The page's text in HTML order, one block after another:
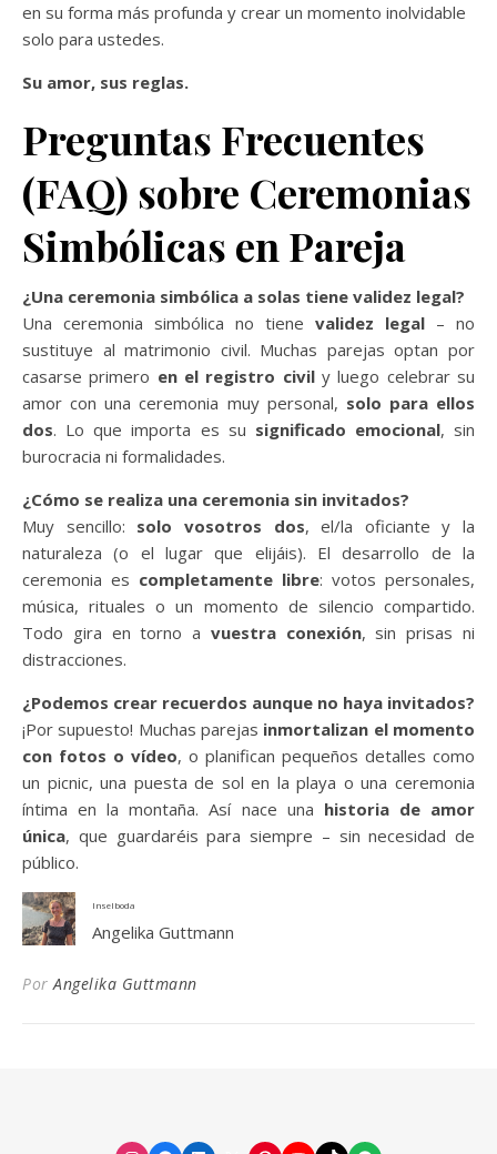
en su forma más profunda y crear un momento inolvidable
solo para ustedes.
Su amor, sus reglas.
Preguntas Frecuentes
(FAQ) sobre Ceremonias
Simbólicas en Pareja
¿Una ceremonia simbólica a solas tiene validez legal?
Una ceremonia simbólica no tiene validez legal – no
sustituye al matrimonio civil. Muchas parejas optan por
casarse primero en el registro civily luego celebrar su
amor con una ceremonia muy personal, solo para ellos
dos. Lo que importa es su significado emocional, sin
burocracia ni formalidades.
¿Cómo se realiza una ceremonia sin invitados?
Muy sencillo: solo vosotros dos, el/la oficiante y la
naturaleza (o el lugar que elijáis). El desarrollo de la
ceremonia es completamente libre: votos personales,
música, rituales o un momento de silencio compartido.
Todo gira en torno a vuestra conexión, sin prisas ni
distracciones.
¿Podemos crear recuerdos aunque no haya invitados?
¡Por supuesto! Muchas parejas inmortalizan el momento
con fotos o vídeo, o planifican pequeños detalles como
un picnic, una puesta de sol en la playa o una ceremonia
íntima en la montaña. Así nace una historia de amor
única, que guardaréis para siempre – sin necesidad de
público.
Inselboda
Angelika Guttmann
PorAngelika Guttmann